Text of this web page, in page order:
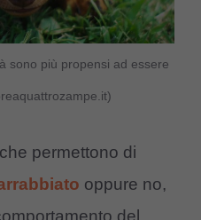
sono più propensi ad essere
permettono di
oppure no,
del